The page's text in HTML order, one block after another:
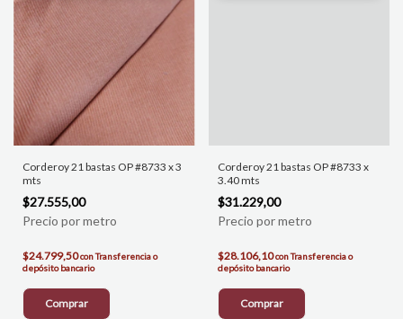
Corderoy 21 bastas OP #8733 x 3
mts
$27.555,00
$24.799,50conTransferencia o
depósito bancario
Comprar
Corderoy 21 bastas OP #8733 x
3.40 mts
$31.229,00
$28.106,10conTransferencia o
depósito bancario
Comprar